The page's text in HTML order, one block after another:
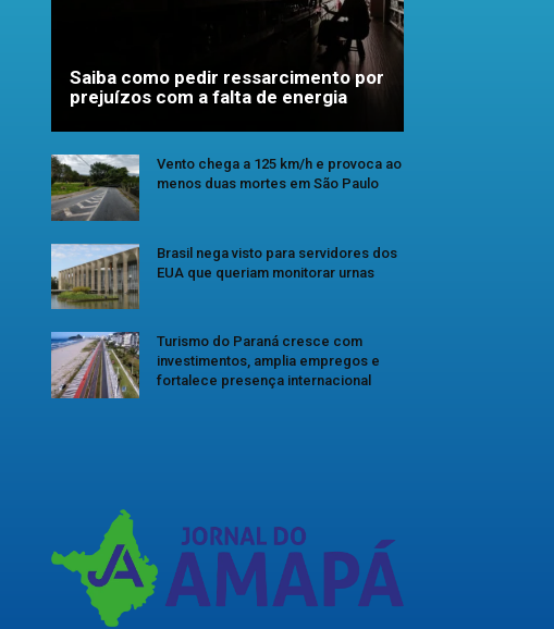
Saiba como pedir ressarcimento por
prejuízos com a falta de energia
Vento chega a 125 km/h e provoca ao
menos duas mortes em São Paulo
Brasil nega visto para servidores dos
EUA que queriam monitorar urnas
Turismo do Paraná cresce com
investimentos, amplia empregos e
fortalece presença internacional